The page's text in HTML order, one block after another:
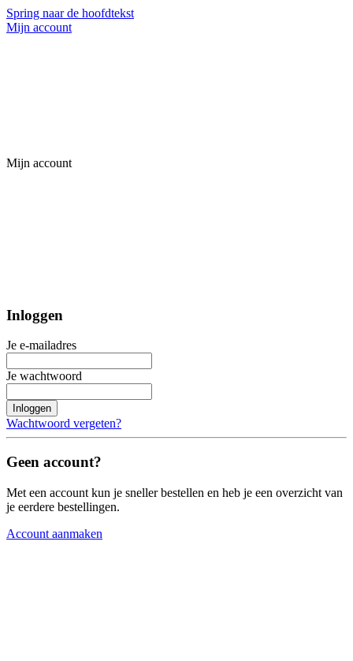
Spring naar de hoofdtekst
Mijn account
Mijn account
Inloggen
Je e-mailadres
Je wachtwoord
Inloggen
Wachtwoord vergeten?
Geen account?
Met een account kun je sneller bestellen en heb je een overzicht van
je eerdere bestellingen.
Account aanmaken